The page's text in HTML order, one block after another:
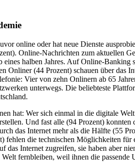
online oder hat neue Dienste
Online-Nachrichten zum aktuellen
halben Jahres. Auf Online-Banking
(44 Prozent) schauen über das
Vier von zehn Onlinern ab 65
unterwegs. Die beliebteste
hat: Wer sich einmal in die digitale
Und fast alle (94 Prozent)
das Internet mehr als die Hälfte (55
die technischen Möglichkeiten
Internet zugreifen, sie haben aber
fernbleiben, weil ihnen die